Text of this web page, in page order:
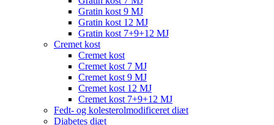
Gratin kost 9 MJ
Gratin kost 12 MJ
Gratin kost 7+9+12 MJ
Cremet kost
Cremet kost
Cremet kost 7 MJ
Cremet kost 9 MJ
Cremet kost 12 MJ
Cremet kost 7+9+12 MJ
Fedt- og kolesterolmodificeret diæt
Diabetes diæt